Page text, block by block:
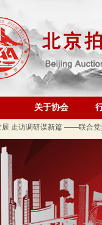
关于协会
跨业合作促发展——联合党
京地区文物艺术品拍卖佣（酬
法律联动”助力企业发展系列
防暑降温及汛期安全生产工作
展 走访调研谋新篇 ——联合
年北京市信用承诺企业 拍卖
融合，联动赋能行业发展——
践行正确政绩观——北京拍卖
筑牢商务领域应急防线——北
展现积极人生 ——北京拍卖